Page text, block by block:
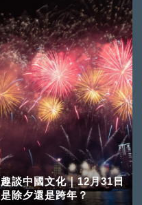
趣談中國文化｜12月31日
是除夕還是跨年？